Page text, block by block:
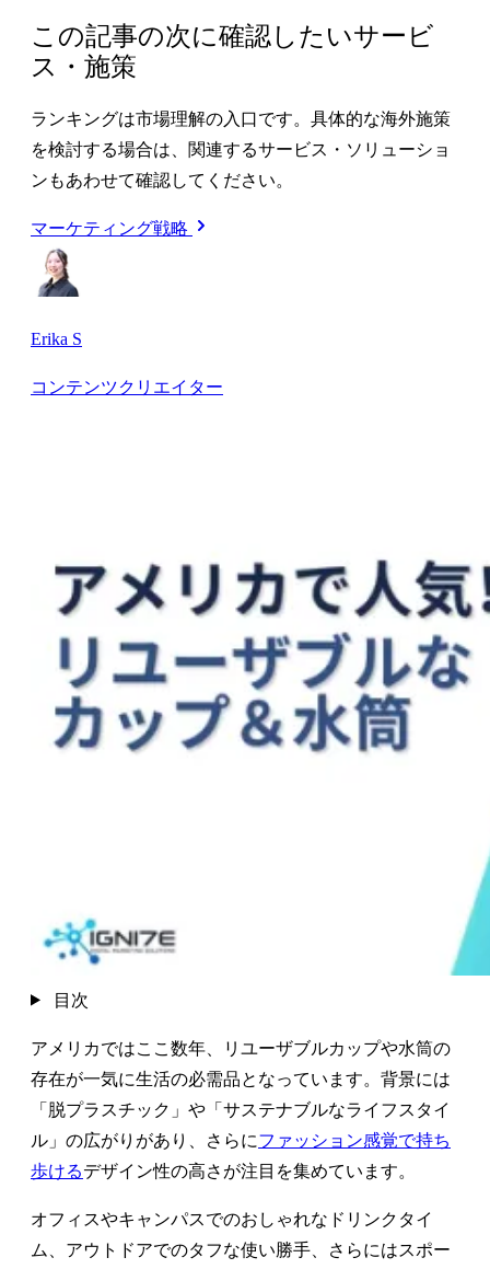
この記事の次に確認したいサービ
ス・施策
ランキングは市場理解の入口です。具体的な海外施策
を検討する場合は、関連するサービス・ソリューショ
ンもあわせて確認してください。
マーケティング戦略
Erika S
コンテンツクリエイター
目次
アメリカではここ数年、リユーザブルカップや水筒の
存在が一気に生活の必需品となっています。背景には
「脱プラスチック」や「サステナブルなライフスタイ
ル」の広がりがあり、さらにファッション感覚で持ち
歩けるデザイン性の高さが注目を集めています。
オフィスやキャンパスでのおしゃれなドリンクタイ
ム、アウトドアでのタフな使い勝手、さらにはスポー